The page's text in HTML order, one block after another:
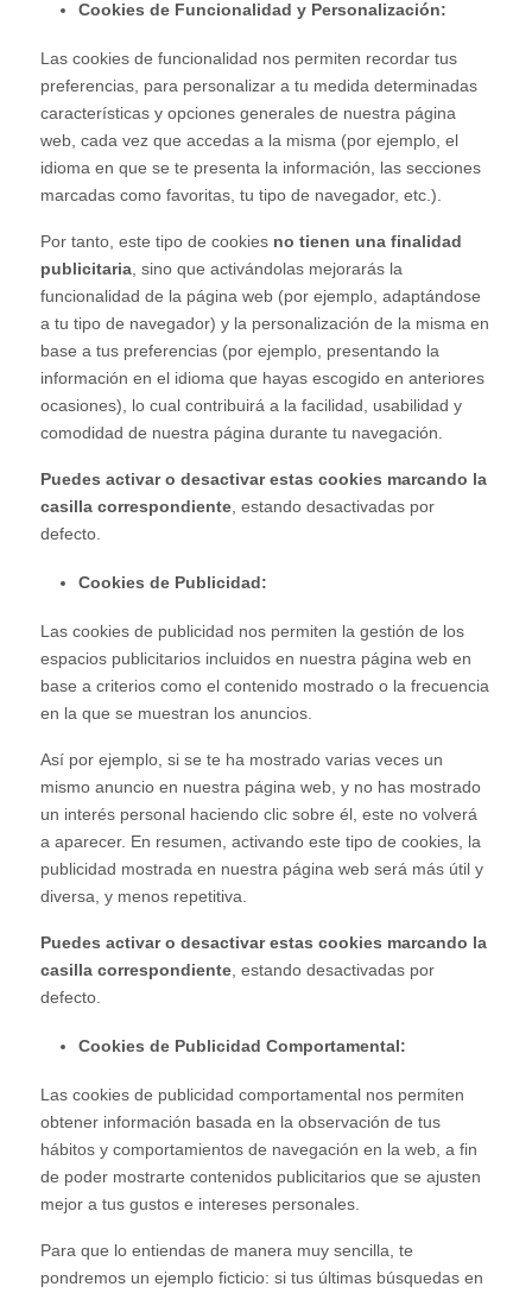
Cookies de Funcionalidad y Personalización:
Las cookies de funcionalidad nos permiten recordar tus
preferencias, para personalizar a tu medida determinadas
características y opciones generales de nuestra página
web, cada vez que accedas a la misma (por ejemplo, el
idioma en que se te presenta la información, las secciones
marcadas como favoritas, tu tipo de navegador, etc.).
Por tanto, este tipo de cookies no tienen una finalidad
publicitaria , sino que activándolas mejorarás la
funcionalidad de la página web (por ejemplo, adaptándose
a tu tipo de navegador) y la personalización de la misma en
base a tus preferencias (por ejemplo, presentando la
información en el idioma que hayas escogido en anteriores
ocasiones), lo cual contribuirá a la facilidad, usabilidad y
comodidad de nuestra página durante tu navegación.
Puedes activar o desactivar estas cookies marcando la
casilla correspondiente , estando desactivadas por
defecto.
Cookies de Publicidad:
Las cookies de publicidad nos permiten la gestión de los
espacios publicitarios incluidos en nuestra página web en
base a criterios como el contenido mostrado o la frecuencia
en la que se muestran los anuncios.
Así por ejemplo, si se te ha mostrado varias veces un
mismo anuncio en nuestra página web, y no has mostrado
un interés personal haciendo clic sobre él, este no volverá
a aparecer. En resumen, activando este tipo de cookies, la
publicidad mostrada en nuestra página web será más útil y
diversa, y menos repetitiva.
Puedes activar o desactivar estas cookies marcando la
casilla correspondiente , estando desactivadas por
defecto.
Cookies de Publicidad Comportamental:
Las cookies de publicidad comportamental nos permiten
obtener información basada en la observación de tus
hábitos y comportamientos de navegación en la web, a fin
de poder mostrarte contenidos publicitarios que se ajusten
mejor a tus gustos e intereses personales.
Para que lo entiendas de manera muy sencilla, te
pondremos un ejemplo ficticio: si tus últimas búsquedas en